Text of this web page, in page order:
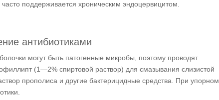
поддерживается хроническим эндоцервицитом.
антибиотиками
могут быть патогенные микробы, поэтому проводят
(1—2% спиртовой раствор) для смазывания слизистой
прополиса и другие бактерицидные средства. При упорном